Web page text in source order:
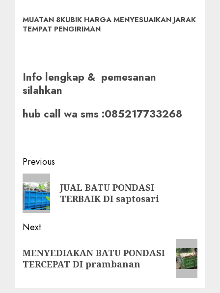
MUATAN 8KUBIK HARGA MENYESUAIKAN JARAK
TEMPAT PENGIRIMAN
Info lengkap & pemesanan
silahkan
hub call wa sms :085217733268
Post
navigation
Previous
Previous
post:
JUAL BATU PONDASI
TERBAIK DI saptosari
Next
post:
MENYEDIAKAN BATU PONDASI
TERCEPAT DI prambanan